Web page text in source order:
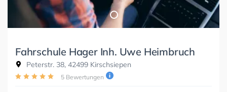
Fahrschule Hager Inh. Uwe Heimbruch
Peterstr. 38, 42499 Kirschsiepen
5 Bewertungen